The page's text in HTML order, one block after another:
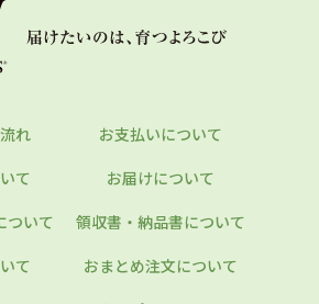
れ
お支払いについて
て
お届けについて
ついて
領収書・納品書について
て
おまとめ注文について